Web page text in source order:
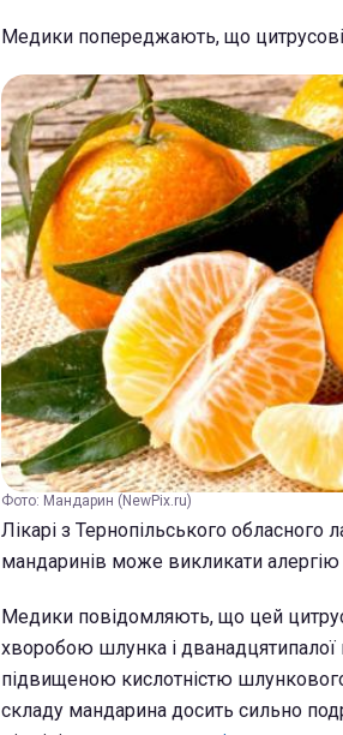
Медики попереджають, що цитрусові
Фото: Мандарин (NewPix.ru)
Лікарі з Тернопільського
мандаринів може викликати алергію
Медики повідомляють, що цей
хворобою шлунка і
підвищеною кислотністю
складу мандарина досить сильно